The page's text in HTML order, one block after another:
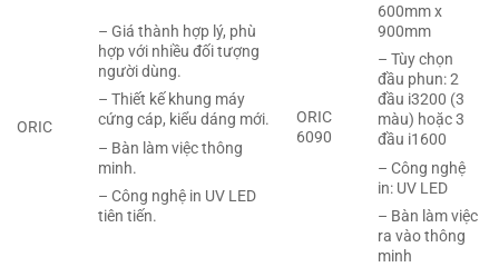
ORIC
– Giá thành hợp lý, phù
hợp với nhiều đối tượng
người dùng.
– Thiết kế khung máy
cứng cáp, kiểu dáng mới.
– Bàn làm việc thông
minh.
– Công nghệ in UV LED
tiên tiến.
ORIC
6090
600mm x
900mm
– Tùy chọn
đầu phun: 2
đầu i3200 (3
màu) hoặc 3
đầu i1600
– Công nghệ
in: UV LED
– Bàn làm việc
ra vào thông
minh